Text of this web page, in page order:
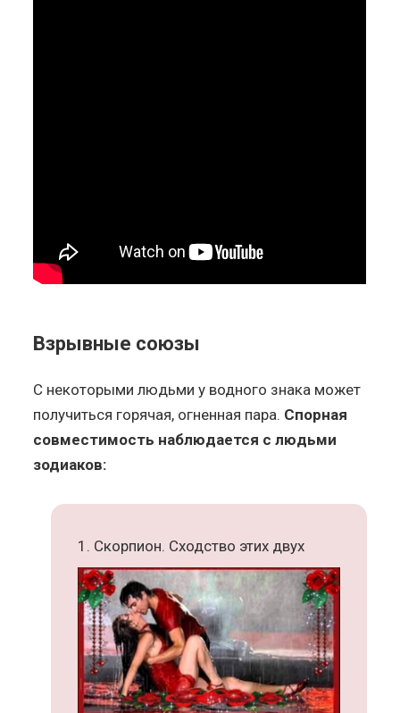
Взрывные союзы
С некоторыми людьми у водного знака может
получиться горячая, огненная пара. Спорная
совместимость наблюдается с людьми
зодиаков:
Скорпион. Сходство этих двух